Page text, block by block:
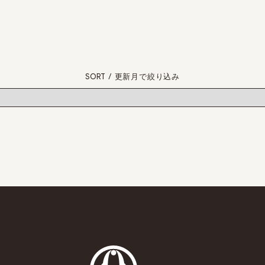
SORT / 更新月で絞り込み